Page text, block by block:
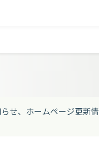
せ、ホームページ更新